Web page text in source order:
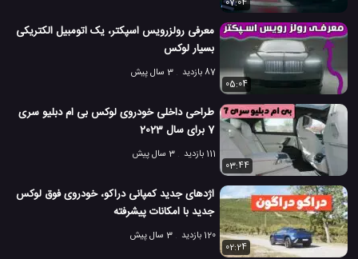
07:04
معرفی رولزرویس اسپکتر، یک اتومبیل الکتریکی
بسیار لوکس
87 بازدید
3 سال پیش
05:04
طراحی داخلی خودروی لوکس بی ام دبلیو سری
7 برای سال 2023
111 بازدید
3 سال پیش
03:44
اژدهای جدید کمپانی دراکو، خودروی فوق لوکس
جدید با امکانات پیشرفته
120 بازدید
3 سال پیش
02:24